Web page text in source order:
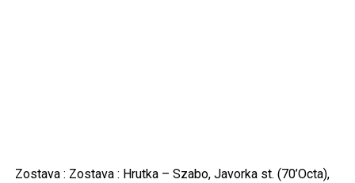
Zostava : Zostava : Hrutka – Szabo, Javorka st. (70’Octa),